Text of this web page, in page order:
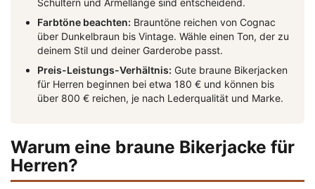
Schultern und Ärmellänge sind entscheidend.
Farbtöne beachten: Brauntöne reichen von Cognac
über Dunkelbraun bis Vintage. Wähle einen Ton, der zu
deinem Stil und deiner Garderobe passt.
Preis-Leistungs-Verhältnis: Gute braune Bikerjacken
für Herren beginnen bei etwa 180 € und können bis
über 800 € reichen, je nach Lederqualität und Marke.
Warum eine braune Bikerjacke für
Herren?